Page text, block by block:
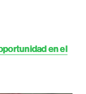
en el